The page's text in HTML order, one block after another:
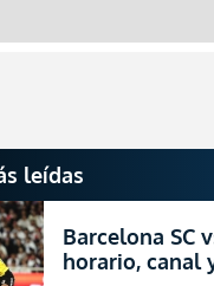
leídas
Barcelona SC
horario, canal